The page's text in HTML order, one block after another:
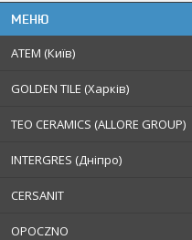
АТЕМ (Київ)
GOLDEN TILE (Харків)
TEO CERAMICS (ALLORE GROUP)
INTERGRES (Дніпро)
CERSANIT
OPOCZNO